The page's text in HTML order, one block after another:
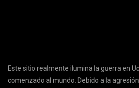
Este sitio realmente ilumina la guerra en
comenzado al mundo. Debido a la